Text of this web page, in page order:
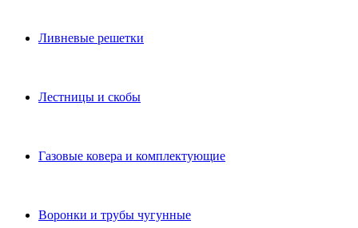
Ливневые решетки
Лестницы и скобы
Газовые ковера и комплектующие
Воронки и трубы чугунные